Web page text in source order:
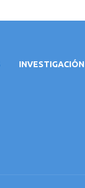
INVESTIGACIÓN